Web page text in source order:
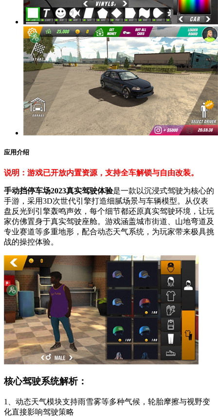
应用介绍
说明：游戏已开放内置资源，支持全车解锁与自由改装。
手动挡停车场2023真实驾驶体验是一款以沉浸式驾驶为核心的
手游，采用3D次世代引擎打造细腻场景与车辆模型。从仪表
盘反光到引擎轰鸣声效，每个细节都还原真实驾驶环境，让玩
家仿佛置身于真实驾驶座舱。游戏涵盖城市街道、山地弯道及
专业赛道等多重地形，配合动态天气系统，为玩家带来极具挑
战的操控体验。
核心驾驶系统解析：
1、动态天气模块支持雨雪雾等多种气候，轮胎摩擦与视野变
化直接影响驾驶策略